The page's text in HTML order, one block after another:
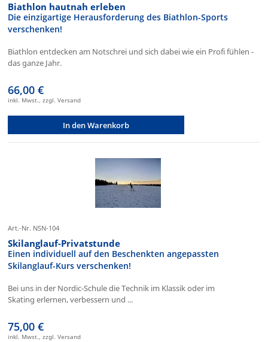
Biathlon hautnah erleben
Die einzigartige Herausforderung des Biathlon-Sports
verschenken!
Biathlon entdecken am Notschrei und sich dabei wie ein Profi fühlen -
das ganze Jahr.
66,00 €
inkl. Mwst., zzgl. Versand
In den Warenkorb
Art.-Nr. NSN-104
Skilanglauf-Privatstunde
Einen individuell auf den Beschenkten angepassten
Skilanglauf-Kurs verschenken!
Bei uns in der Nordic-Schule die Technik im Klassik oder im
Skating erlernen, verbessern und ...
75,00 €
inkl. Mwst., zzgl. Versand